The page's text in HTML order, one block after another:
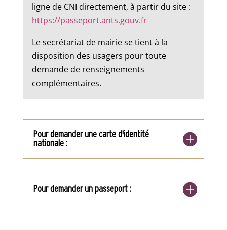
ligne de CNI directement, à partir du site :
https://passeport.ants.gouv.fr
Le secrétariat de mairie se tient à la
disposition des usagers pour toute
demande de renseignements
complémentaires.
Pour demander une carte d'identité
nationale :
Pour demander un passeport :